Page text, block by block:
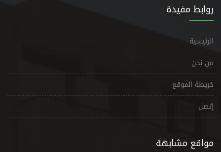
روابط مفيدة
الرئيسية
من نحن
خريطة الموقع
إتصل
مواقع مشابهة